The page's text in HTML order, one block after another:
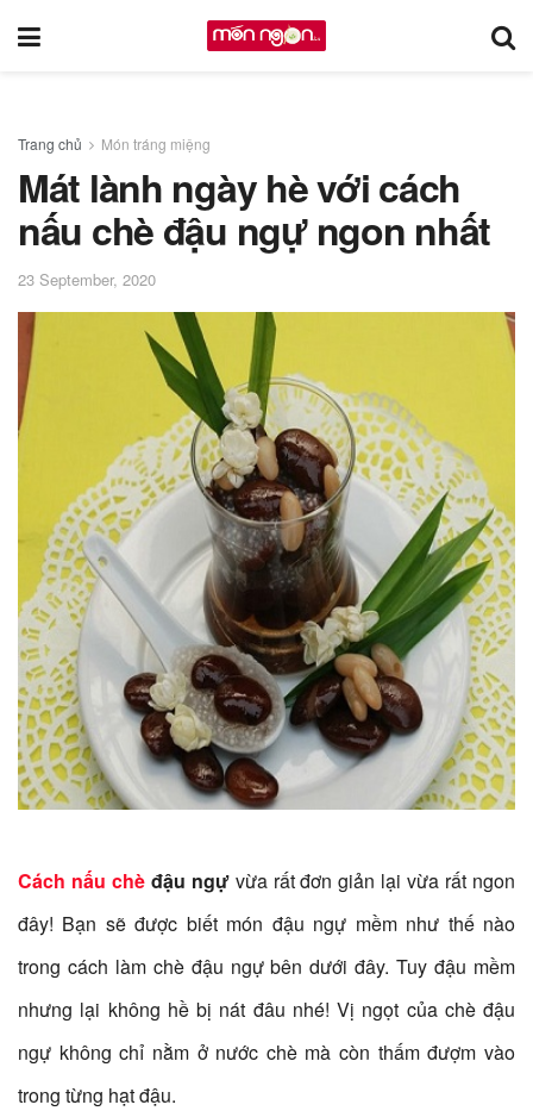
Trang chủ Món tráng miệng
Mát lành ngày hè với cách
nấu chè đậu ngự ngon nhất
23 September, 2020
Cách nấu chèđậu ngựvừa rất đơn giản lại vừa rất ngon
đây! Bạn sẽ được biết món đậu ngự mềm như thế nào
trong cách làm chè đậu ngự bên dưới đây. Tuy đậu mềm
nhưng lại không hề bị nát đâu nhé! Vị ngọt của chè đậu
ngự không chỉ nằm ở nước chè mà còn thấm đượm vào
trong từng hạt đậu.